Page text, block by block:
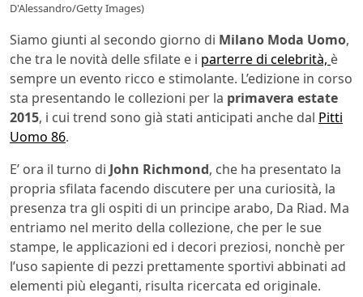
D'Alessandro/Getty Images)
Siamo giunti al secondo giorno di Milano Moda Uomo,
che tra le novità delle sfilate e i parterre di celebrità, è
sempre un evento ricco e stimolante. L’edizione in corso
sta presentando le collezioni per la primavera estate
2015, i cui trend sono già stati anticipati anche dal Pitti
Uomo 86.
E’ ora il turno di John Richmond, che ha presentato la
propria sfilata facendo discutere per una curiosità, la
presenza tra gli ospiti di un principe arabo, Da Riad. Ma
entriamo nel merito della collezione, che per le sue
stampe, le applicazioni ed i decori preziosi, nonchè per
l’uso sapiente di pezzi prettamente sportivi abbinati ad
elementi più eleganti, risulta ricercata ed originale.